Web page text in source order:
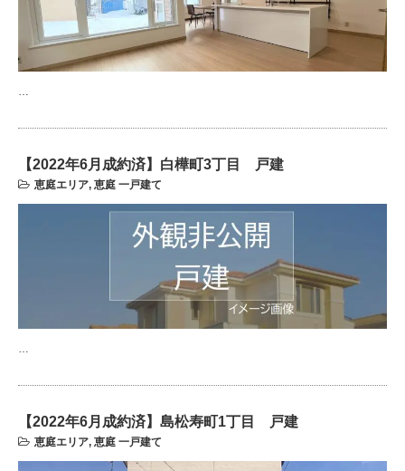
…
【2022年6月成約済】白樺町3丁目 戸建
恵庭エリア, 恵庭 一戸建て
…
【2022年6月成約済】島松寿町1丁目 戸建
恵庭エリア, 恵庭 一戸建て